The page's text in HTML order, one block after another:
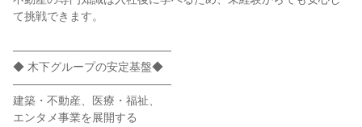
て挑戦できます。
――――――――――――――
◆ 木下グループの安定基盤◆
――――――――――――――
建築・不動産、医療・福祉、
エンタメ事業を展開する